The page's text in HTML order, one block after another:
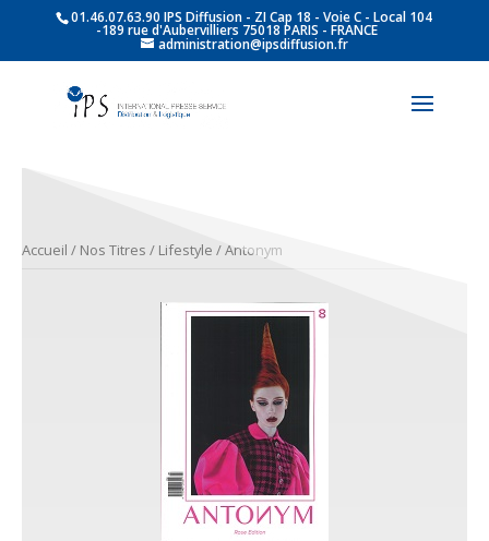
01.46.07.63.90 IPS Diffusion - ZI Cap 18 - Voie C - Local 104
-189 rue d'Aubervilliers 75018 PARIS - FRANCE
administration@ipsdiffusion.fr
Accueil / Nos Titres / Lifestyle / Antonym